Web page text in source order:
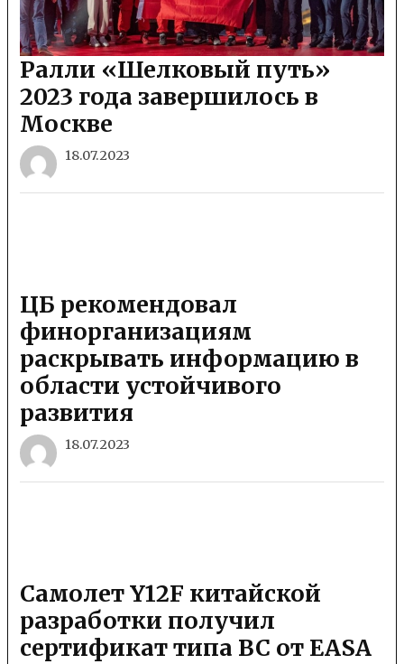
Ралли «Шелковый путь»
2023 года завершилось в
Москве
18.07.2023
ЦБ рекомендовал
финорганизациям
раскрывать информацию в
области устойчивого
развития
18.07.2023
Самолет Y12F китайской
разработки получил
сертификат типа ВС от EASA